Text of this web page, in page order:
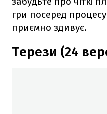
гри посеред
приємно здивує.
Терези (24